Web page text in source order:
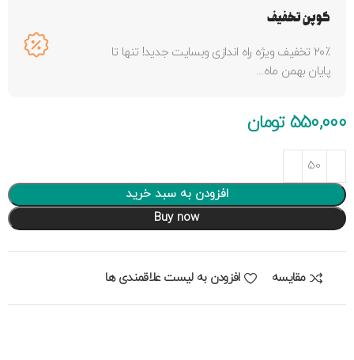
کوپن تخفیف
۲۰٪ تخفیف ویژه راه اندازی وبسایت جدید! تنها تا
پایان بهمن ماه...
550,000 تومان
افزودن به سبد خرید
Buy now
مقایسه افزودن به لیست علاقمندی ها